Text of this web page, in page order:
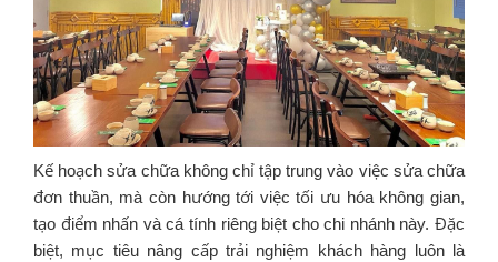
Kế hoạch sửa chữa không chỉ tập trung vào việc sửa chữa
đơn thuần, mà còn hướng tới việc tối ưu hóa không gian,
tạo điểm nhấn và cá tính riêng biệt cho chi nhánh này. Đặc
biệt, mục tiêu nâng cấp trải nghiệm khách hàng luôn là